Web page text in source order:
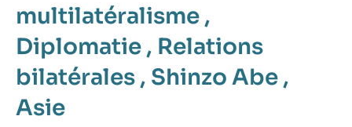
multilatéralisme ,
Diplomatie , Relations
bilatérales , Shinzo Abe ,
Asie